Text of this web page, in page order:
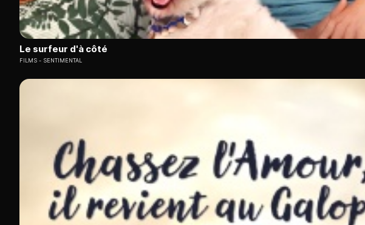
Le surfeur d'à côté
FILMS SENTIMENTAL